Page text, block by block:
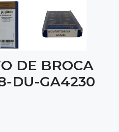
DE BROCA
DU-GA4230